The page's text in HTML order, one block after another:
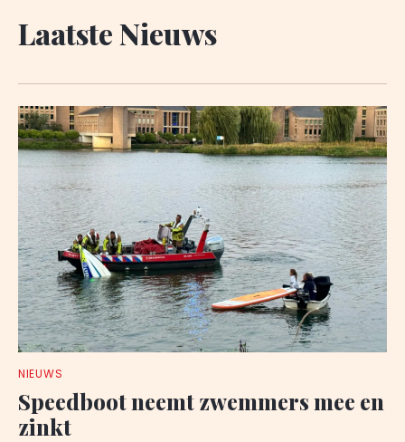
Laatste Nieuws
NIEUWS
Speedboot neemt zwemmers mee en
zinkt